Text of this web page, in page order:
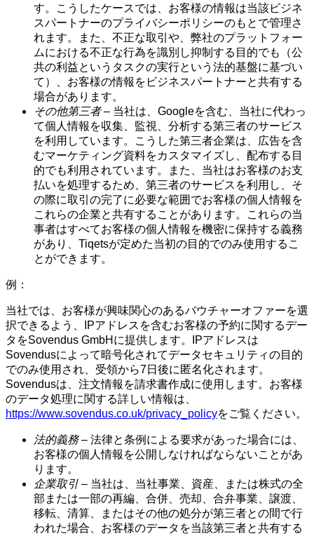
す。こうしたケースでは、お客様の情報は当該ビジネ
スパートナーのプライバシーポリシーのもとで管理さ
れます。また、不正な取引や、弊社のプラットフォー
ムにおける不正な行為を識別し抑制する目的でも（公
共の利益というタスクの実行という法的基盤に基づい
て）、お客様の情報をビジネスパートナーと共有する
場合があります。
その他第三者– 当社は、Googleを含む、当社に代わっ
て個人情報を収集、監視、分析する第三者のサービス
を利用しています。こうした第三者企業は、広告を含
むマーケティング資料をカスタマイズし、配布する目
的でも利用されています。また、当社はお客様のお支
払いを処理するため、第三者のサービスを利用し、そ
の際に取引の完了に必要な範囲でお客様の個人情報を
これらの企業と共有することがあります。これらの当
事者はすべてお客様の個人情報を機密に保持する義務
があり、Tiqetsが定めた当初の目的でのみ使用するこ
とができます。
例：
当社では、お客様が興味関心のあるバウチャーオファーを選
択できるよう、IPアドレスを含むお客様の予約に関するデー
タをSovendus GmbHに提供します。IPアドレスは
Sovendusによって暗号化されてデータセキュリティの目的
でのみ使用され、受領から7日後に匿名化されます。
Sovendusは、注文情報を請求書作成に使用します。お客様
のデータ処理に関する詳しい情報は、
https://www.sovendus.co.uk/privacy_policyをご覧ください。
法的義務– 法律と条例による要求があった場合には、
お客様の個人情報を公開しなければならないことがあ
ります。
企業取引 – 当社は、当社事業、資産、または株式の全
部または一部の再編、合併、売却、合弁事業、譲渡、
移転、清算、またはその他の処分が第三者との間で行
われた場合、お客様のデータを当該第三者と共有する